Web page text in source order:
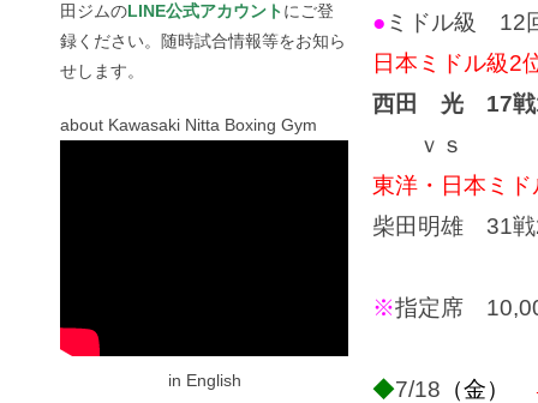
田ジムのLINE公式アカウントにご登
録ください。随時試合情報等をお知ら
せします。
about Kawasaki Nitta Boxing Gym
in English
● ミドル級 12
日本ミドル級2
西田 光 17戦
ｖｓ
東洋・日本ミ
柴田明雄 31戦
※指定席
◆7/18 （金）